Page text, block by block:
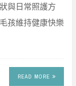
與日常照護方
孩維持健康快樂
READ MORE